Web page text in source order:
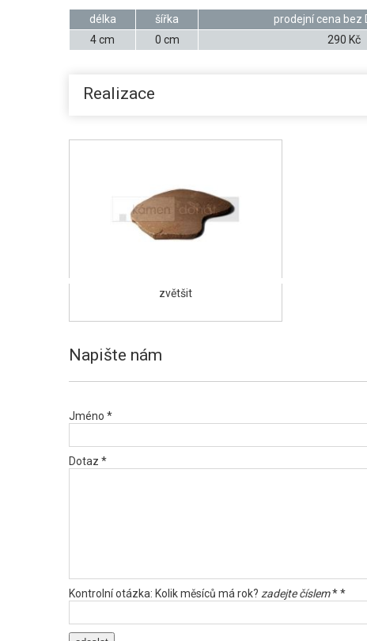
délka šířka prodejní cena bez
4 cm
0 cm 290 Kč
Realizace
zvětšit
Napište nám
Jméno *
Dotaz *
Kontrolní otázka: Kolik měsíců má rok? zadejte číslem* *